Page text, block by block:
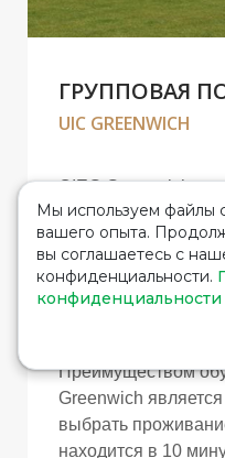
ГРУППОВАЯ
UIC GREENWICH
OIEG Greenwich
минутах езды от
расположился на
культурного
очаровательное
историей, где
видом на
Преимуществом
Greenwich является
выбрать
находится в 10
Мы используем файлы
вашего опыта.
вы соглашаетесь с
конфиденциальности.
конфиденциальности